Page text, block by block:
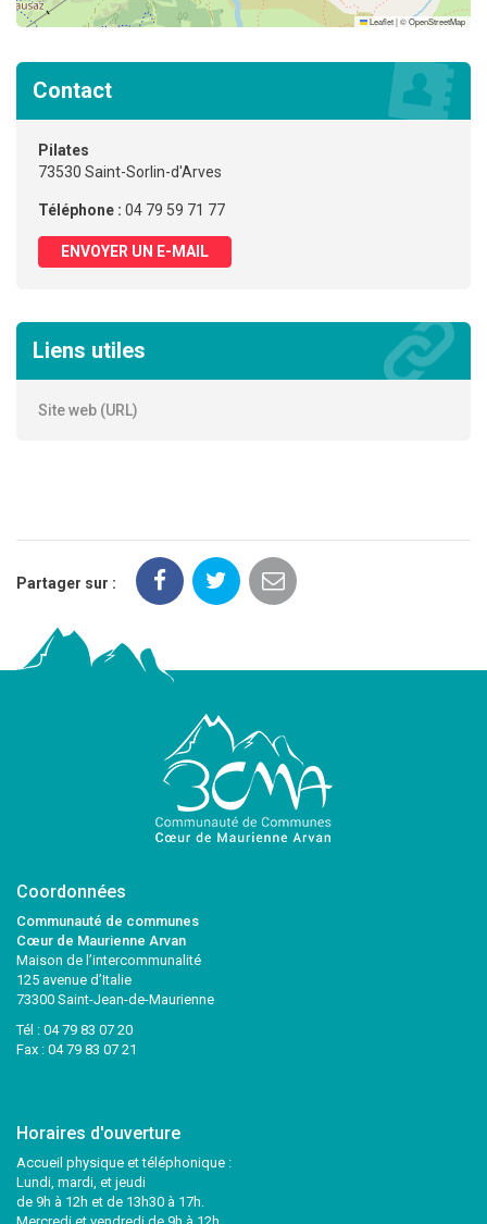
Leaflet|©OpenStreetMap
Contact
Pilates
73530 Saint-Sorlin-d'Arves
Téléphone : 04 79 59 71 77
ENVOYER UN E-MAIL
Liens utiles
Site web (URL)
Partager sur :
Coordonnées
Communauté de communes
Cœur de Maurienne Arvan
Maison de l’intercommunalité
125 avenue d’Italie
73300 Saint-Jean-de-Maurienne
Tél : 04 79 83 07 20
Fax : 04 79 83 07 21
Horaires d'ouverture
Accueil physique et téléphonique :
Lundi, mardi, et jeudi
de 9h à 12h et de 13h30 à 17h.